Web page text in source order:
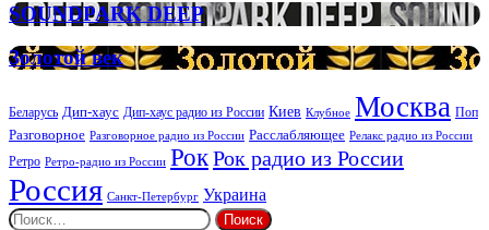
ритуальных
SOUNDPARK
DEEP
SOUNDPARK DEEP
Золотой
век
Золотой век
Беларусь Дип-хаус Дип-хаус радио из России Киев Клубное Москва Поп
Разговорное Разговорное радио из России Расслабляющее Релакс радио из России
Ретро Ретро-радио из России РокРок радио из России
Россия Санкт-Петербург Украина
Найти: